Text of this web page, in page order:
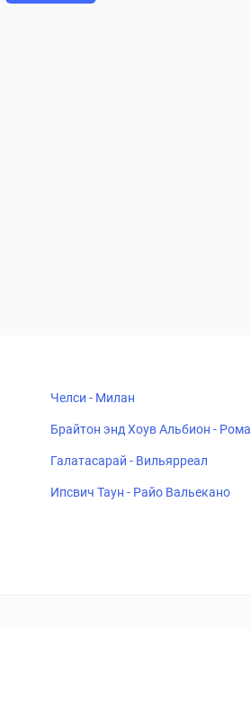
Челси - Милан
Брайтон энд Хоув Альбион - Рома
Галатасарай - Вильярреал
Ипсвич Таун - Райо Вальекано